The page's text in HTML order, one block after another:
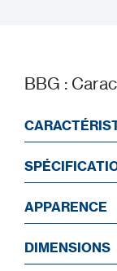
BBG :
APPARENCE
DIMENSIONS